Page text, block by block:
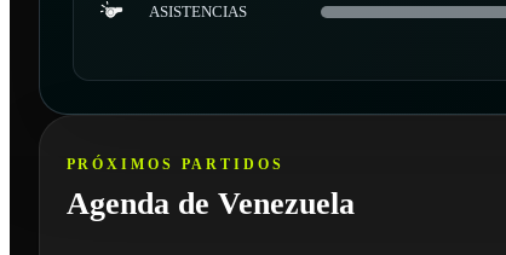
ASISTENCIAS
PRÓXIMOS PARTIDOS
Agenda de Venezuela